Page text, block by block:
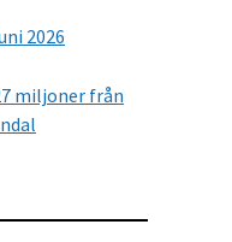
2026
miljoner från